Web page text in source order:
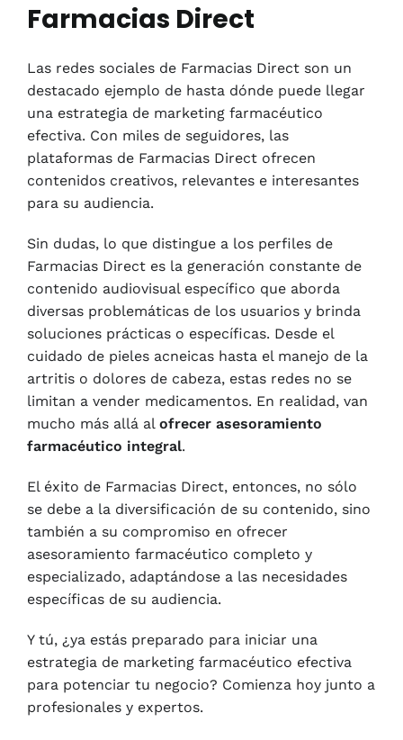
Farmacias Direct
Las redes sociales de Farmacias Direct son un
destacado ejemplo de hasta dónde puede llegar
una estrategia de marketing farmacéutico
efectiva. Con miles de seguidores, las
plataformas de Farmacias Direct ofrecen
contenidos creativos, relevantes e interesantes
para su audiencia.
Sin dudas, lo que distingue a los perfiles de
Farmacias Direct es la generación constante de
contenido audiovisual específico que aborda
diversas problemáticas de los usuarios y brinda
soluciones prácticas o específicas. Desde el
cuidado de pieles acneicas hasta el manejo de la
artritis o dolores de cabeza, estas redes no se
limitan a vender medicamentos. En realidad, van
mucho más allá al ofrecer asesoramiento
farmacéutico integral.
El éxito de Farmacias Direct, entonces, no sólo
se debe a la diversificación de su contenido, sino
también a su compromiso en ofrecer
asesoramiento farmacéutico completo y
especializado, adaptándose a las necesidades
específicas de su audiencia.
Y tú, ¿ya estás preparado para iniciar una
estrategia de marketing farmacéutico efectiva
para potenciar tu negocio? Comienza hoy junto a
profesionales y expertos.